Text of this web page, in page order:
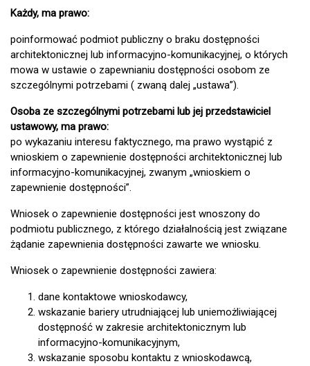
Każdy, ma prawo:
poinformować podmiot publiczny o braku dostępności
architektonicznej lub informacyjno-komunikacyjnej, o których
mowa w ustawie o zapewnianiu dostępności osobom ze
szczególnymi potrzebami ( zwaną dalej „ustawa”).
Osoba ze szczególnymi potrzebami lub jej przedstawiciel
ustawowy, ma prawo:
po wykazaniu interesu faktycznego, ma prawo wystąpić z
wnioskiem o zapewnienie dostępności architektonicznej lub
informacyjno-komunikacyjnej, zwanym „wnioskiem o
zapewnienie dostępności”.
Wniosek o zapewnienie dostępności jest wnoszony do
podmiotu publicznego, z którego działalnością jest związane
żądanie zapewnienia dostępności zawarte we wniosku.
Wniosek o zapewnienie dostępności zawiera:
dane kontaktowe wnioskodawcy,
wskazanie bariery utrudniającej lub uniemożliwiającej
dostępność w zakresie architektonicznym lub
informacyjno-komunikacyjnym,
wskazanie sposobu kontaktu z wnioskodawcą,